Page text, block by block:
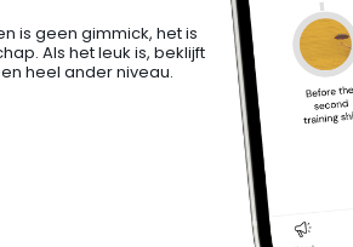
is geen gimmick, het is
Als het leuk is, beklijft
heel ander niveau.